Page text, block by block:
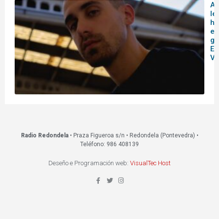
en
Radio Redondela• Praza Figueroa s/n • Redondela (Pontevedra) •
Teléfono: 986 408139
Deseño e Programación web: VisualTec Host